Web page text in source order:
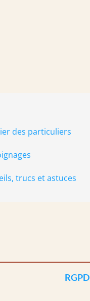
des particuliers
trucs et astuces
RGPD